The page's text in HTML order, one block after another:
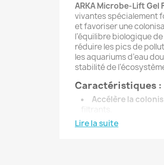
ARKA Microbe-Lift Gel
vivantes spécialement
et favoriser une
l’équilibre biologique
réduire les pics de
les aquariums d’eau
stabilité de
Caractéristiques :
Accélère la
filtrants.
Améliore
l’eau.
Lire la suite